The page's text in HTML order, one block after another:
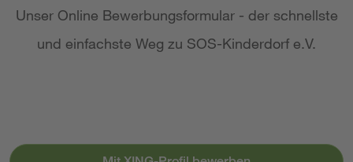
Unser Online Bewerbungsformular - der schnellste
und einfachste Weg zu SOS-Kinderdorf e.V.